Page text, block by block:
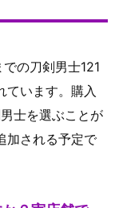
の刀剣男士121
ています。購入
士を選ぶことが
加される予定で